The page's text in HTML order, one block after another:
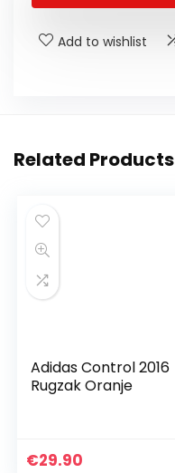
Add to wishlist
Related Products
Adidas Control 2016
Rugzak Oranje
€29.90